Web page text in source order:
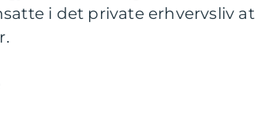
i det private erhvervsliv at